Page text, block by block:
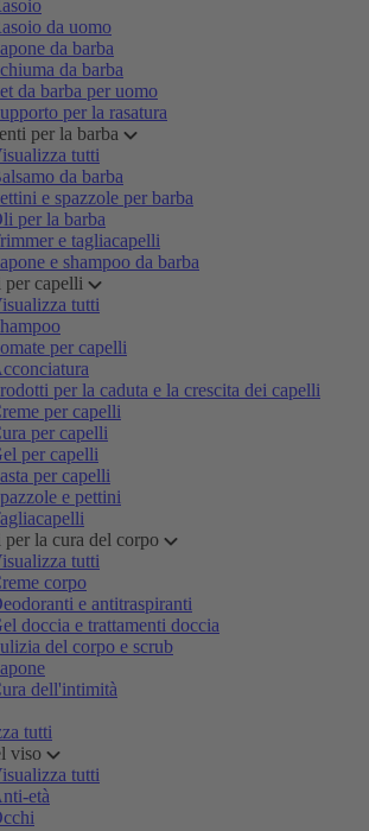
da uomo
da barba
da barba
da barba per uomo
per la rasatura
per la barba
tutti
da barba
e spazzole per barba
per la barba
e tagliacapelli
e shampoo da barba
per capelli
tutti
per capelli
per la caduta e la crescita dei capelli
per capelli
per capelli
per capelli
per capelli
e pettini
per la cura del corpo
tutti
corpo
e antitraspiranti
doccia e trattamenti doccia
del corpo e scrub
dell'intimità
tutti
viso
tutti
età